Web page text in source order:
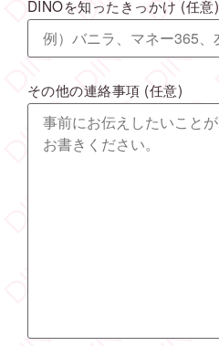
DINOを知ったきっかけ (任意)
その他の連絡事項 (任意)